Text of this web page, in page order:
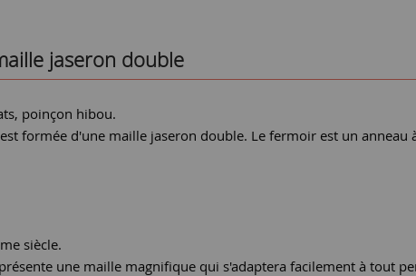
jaseron double
poinçon hibou.
formée d'une maille jaseron double. Le fermoir est un anneau
siècle.
une maille magnifique qui s'adaptera facilement à tout